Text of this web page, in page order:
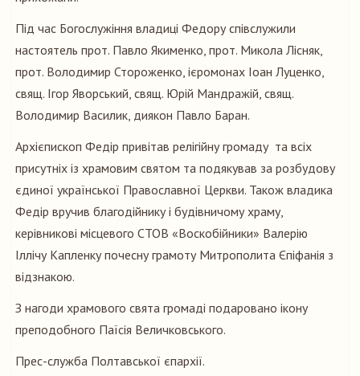
Під час Богослужіння владиці Федору співслужили
настоятель прот. Павло Якименко, прот. Микола Лісняк,
прот. Володимир Стороженко, ієромонах Іоан Луценко,
свящ. Ігор Яворський, свящ. Юрій Мандражій, свящ.
Володимир Василик, диякон Павло Баран.
Архієпископ Федір привітав релігійну громаду та всіх
присутніх із храмовим святом та подякував за розбудову
єдиної української Православної Церкви. Також владика
Федір вручив благодійнику і будівничому храму,
керівникові місцевого СТОВ «Воскобійники» Валерію
Іллічу Капленку почесну грамоту Митрополита Єпіфанія з
відзнакою.
З нагоди храмового свята громаді подаровано ікону
преподобного Паїсія Величковського.
Прес-служба Полтавської єпархії.